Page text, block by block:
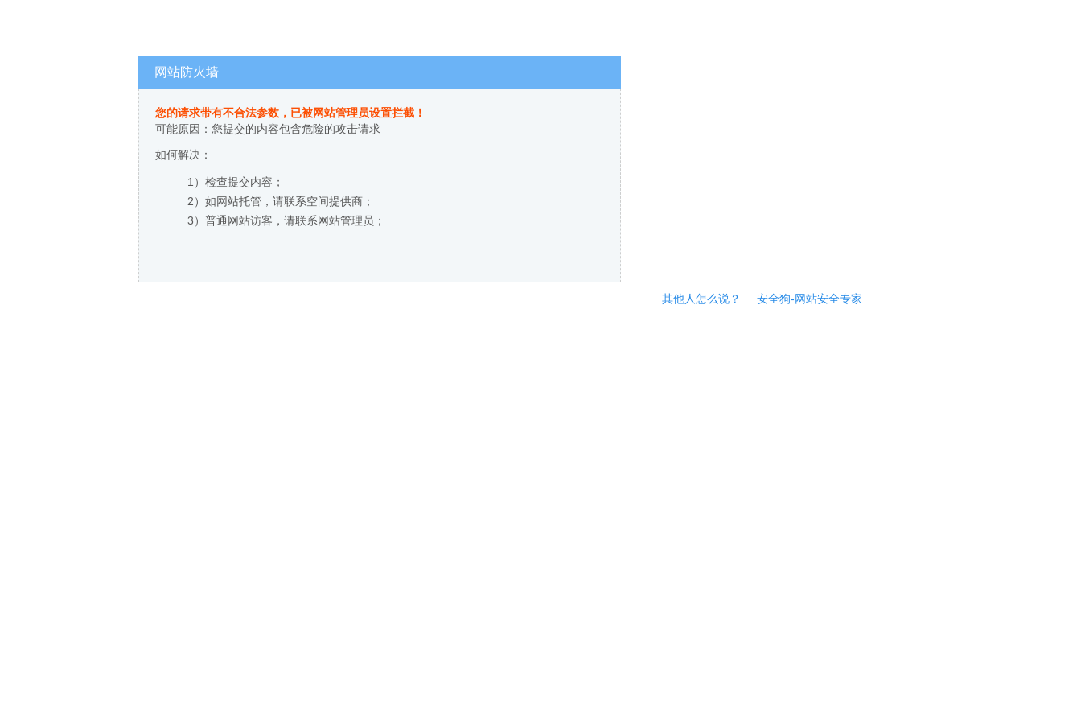
网站防火墙
您的请求带有不合法参数，已被网站管理员设置拦截！
可能原因：您提交的内容包含危险的攻击请求
如何解决：
1）检查提交内容；
2）如网站托管，请联系空间提供商；
3）普通网站访客，请联系网站管理员；
其他人怎么说？ 安全狗-网站安全专家